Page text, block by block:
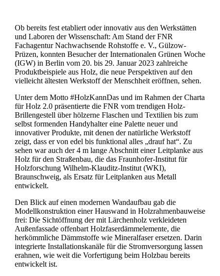
Ob bereits fest etabliert oder innovativ aus den Werkstätten
und Laboren der Wissenschaft: Am Stand der FNR
Fachagentur Nachwachsende Rohstoffe e. V., Gülzow-
Prüzen, konnten Besucher der Internationalen Grünen Woche
(IGW) in Berlin vom 20. bis 29. Januar 2023 zahlreiche
Produktbeispiele aus Holz, die neue Perspektiven auf den
vielleicht ältesten Werkstoff der Menschheit eröffnen, sehen.
Unter dem Motto #HolzKannDas und im Rahmen der Charta
für Holz 2.0 präsentierte die FNR vom trendigen Holz-
Brillengestell über hölzerne Flaschen und Textilien bis zum
selbst formenden Handyhalter eine Palette neuer und
innovativer Produkte, mit denen der natürliche Werkstoff
zeigt, dass er von edel bis funktional alles „drauf hat“. Zu
sehen war auch der 4 m lange Abschnitt einer Leitplanke aus
Holz für den Straßenbau, die das Fraunhofer-Institut für
Holzforschung Wilhelm-Klauditz-Institut (WKI),
Braunschweig, als Ersatz für Leitplanken aus Metall
entwickelt.
Den Blick auf einen modernen Wandaufbau gab die
Modellkonstruktion einer Hauswand in Holzrahmenbauweise
frei: Die Sichtöffnung der mit Lärchenholz verkleideten
Außenfassade offenbart Holzfaserdämmelemente, die
herkömmliche Dämmstoffe wie Mineralfaser ersetzen. Darin
integrierte Installationskanäle für die Stromversorgung lassen
erahnen, wie weit die Vorfertigung beim Holzbau bereits
entwickelt ist.